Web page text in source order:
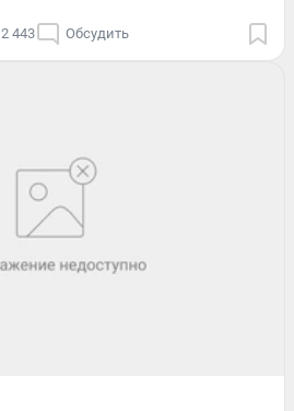
2 443 Обсудить